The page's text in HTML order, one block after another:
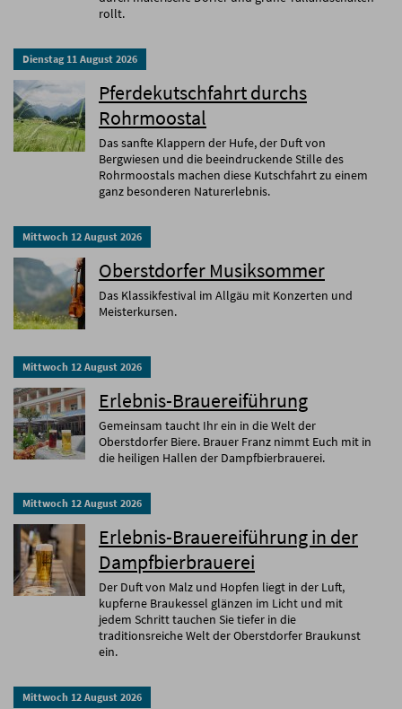
rollt.
Dienstag 11 August 2026
Pferdekutschfahrt durchs
Rohrmoostal
Das sanfte Klappern der Hufe, der Duft von
Bergwiesen und die beeindruckende Stille des
Rohrmoostals machen diese Kutschfahrt zu einem
ganz besonderen Naturerlebnis.
Mittwoch 12 August 2026
Oberstdorfer Musiksommer
Das Klassikfestival im Allgäu mit Konzerten und
Meisterkursen.
Mittwoch 12 August 2026
Erlebnis-Brauereiführung
Gemeinsam taucht Ihr ein in die Welt der
Oberstdorfer Biere. Brauer Franz nimmt Euch mit in
die heiligen Hallen der Dampfbierbrauerei.
Mittwoch 12 August 2026
Erlebnis-Brauereiführung in der
Dampfbierbrauerei
Der Duft von Malz und Hopfen liegt in der Luft,
kupferne Braukessel glänzen im Licht und mit
jedem Schritt tauchen Sie tiefer in die
traditionsreiche Welt der Oberstdorfer Braukunst
ein.
Mittwoch 12 August 2026